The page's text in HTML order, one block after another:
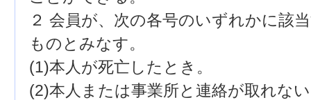
２ 会員が、次の各号のいずれかに該
ものとみなす。
(1)本人が死亡したとき。
(2)本人または事業所と連絡が取れな